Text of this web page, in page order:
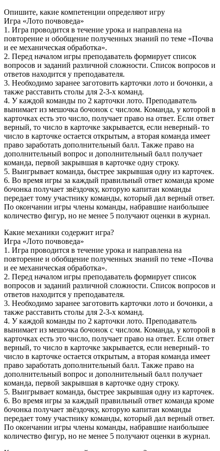
Опишите, какие компетенции определяют игру
Игра «Лото почвоведа»
1. Игра проводится в течение урока и направлена на
повторение и обобщение полученных знаний по теме «Почва
и ее механическая обработка».
2. Перед началом игры преподаватель формирует список
вопросов и заданий различной сложности. Список вопросов и
ответов находится у преподавателя.
3. Необходимо заранее заготовить карточки лото и бочонки, а
также расставить столы для 2-3-х команд.
4. У каждой команды по 2 карточки лото. Преподаватель
вынимает из мешочка бочонок с числом. Команда, у которой в
карточках есть это число, получает право на ответ. Если ответ
верный, то число в карточке закрывается, если неверный- то
число в карточке остается открытым, а вторая команда имеет
право заработать дополнительный балл. Также право на
дополнительный вопрос и дополнительный балл получает
команда, первой закрывшая в карточке одну строку.
5. Выигрывает команда, быстрее закрывшая одну из карточек.
6. Во время игры за каждый правильный ответ команда кроме
бочонка получает звёздочку, которую капитан команды
передает тому участнику команды, который дал верный ответ.
По окончании игры члены команды, набравшие наибольшее
количество фигур, но не менее 5 получают оценки в журнал.
Какие механики содержит игра?
Игра «Лото почвоведа»
1. Игра проводится в течение урока и направлена на
повторение и обобщение полученных знаний по теме «Почва
и ее механическая обработка».
2. Перед началом игры преподаватель формирует список
вопросов и заданий различной сложности. Список вопросов и
ответов находится у преподавателя.
3. Необходимо заранее заготовить карточки лото и бочонки, а
также расставить столы для 2-3-х команд.
4. У каждой команды по 2 карточки лото. Преподаватель
вынимает из мешочка бочонок с числом. Команда, у которой в
карточках есть это число, получает право на ответ. Если ответ
верный, то число в карточке закрывается, если неверный- то
число в карточке остается открытым, а вторая команда имеет
право заработать дополнительный балл. Также право на
дополнительный вопрос и дополнительный балл получает
команда, первой закрывшая в карточке одну строку.
5. Выигрывает команда, быстрее закрывшая одну из карточек.
6. Во время игры за каждый правильный ответ команда кроме
бочонка получает звёздочку, которую капитан команды
передает тому участнику команды, который дал верный ответ.
По окончании игры члены команды, набравшие наибольшее
количество фигур, но не менее 5 получают оценки в журнал.